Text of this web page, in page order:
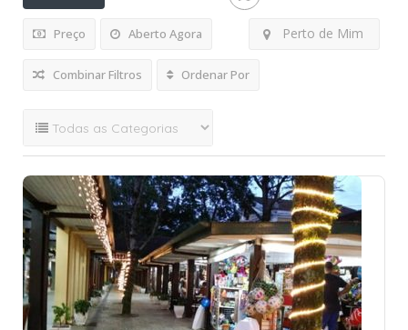
Preço Aberto Agora Perto de Mim
Combinar Filtros Ordenar Por